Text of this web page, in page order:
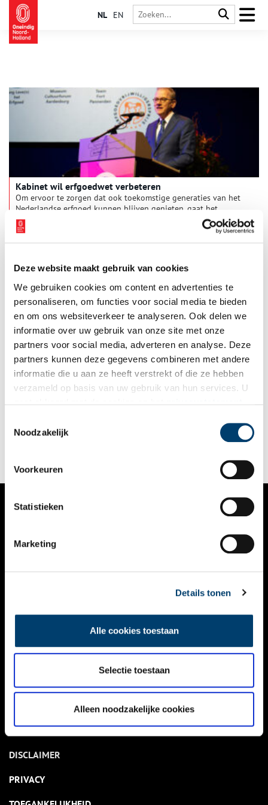
Deze website maakt gebruik van cookies
We gebruiken cookies om content en advertenties te
personaliseren, om functies voor social media te bieden
en om ons websiteverkeer te analyseren. Ook delen we
informatie over uw gebruik van onze site met onze
partners voor social media, adverteren en analyse. Deze
partners kunnen deze gegevens combineren met andere
informatie die u aan ze heeft verstrekt of die ze hebben
verzameld op basis van uw gebruik van hun services. U
Noodzakelijk
Voorkeuren
Statistieken
Marketing
Details tonen
Alle cookies toestaan
Selectie toestaan
Alleen noodzakelijke cookies
NL EN
Kabinet wil erfgoedwet verbeteren
Om ervoor te zorgen dat ook toekomstige generaties van het
Nederlandse erfgoed kunnen blijven genieten, gaat het
kabinet de Erfgoedwet verbeteren. Dat heeft de ministerraad
eind december 2024 besloten op voorstel van minister Bruins
(Onderwijs, Cultuur en Wetenschap). Met als doel een helder en
verantwoordelijkheid en rechten heeft.
Waren zij werkelijk zo slecht?
Werkdruk, onderbetaling en de daarmee samenhangende
kwaliteit van het onderwijs krijgen veel aandacht in de media.
een debat over de kwaliteit van het lager onderwijs gevoerd.
Ook destijds presteerde het onderwijs volgens velen
NIEUWS
KALENDER
ACTIVITEITEN
NIEUWSBRIEF
DISCLAIMER
PRIVACY